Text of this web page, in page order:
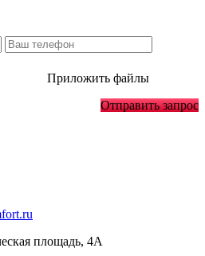
Приложить файлы
Отправить запрос
площадь, 4А